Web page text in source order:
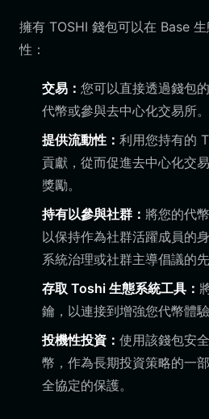
擁有 TOSHI 錢包可以在 Base
性：
交易： 您可以直接透過錢包
代幣或參與去中心化交易所。
提供流動性： 利用您持有的
貢獻，從而促進去中心化交
獎勵。
持有以參與社群： 將您的代
以保持作為社群活躍成員的
系統治理或社群主導倡議的先
存取 Toshi 生態系統工具：
鑰，以連接到增強您代幣體
投機性投資： 使用該錢包安
幣，作為長期投資策略的一
全協定的保護。